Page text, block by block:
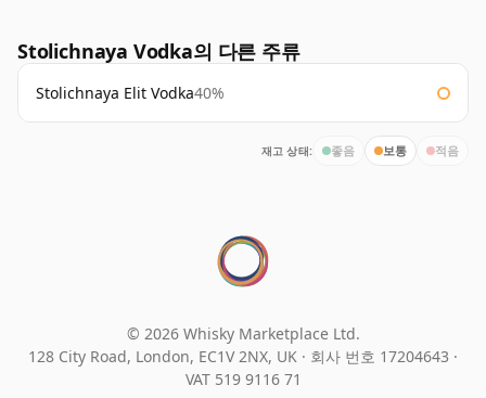
Stolichnaya Vodka의 다른 주류
Stolichnaya Elit Vodka40%
재고 상태: 좋음 보통 적음
© 2026 Whisky Marketplace Ltd.
128 City Road, London, EC1V 2NX, UK · 회사 번호 17204643 ·
VAT 519 9116 71